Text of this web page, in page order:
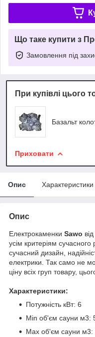
Що таке купити з
Замовлення під
При купівлі цього
Базальт
Приховати
Опис Характеристики
Опис
Електрокаменки Sawo
усім критеріям
сучасний дизайн,
електрики. Так само не
ціну всіх груп товару,
Характеристики:
Потужність кВт: 6
Мin об'єм сауни м3:
Мax об'єм сауни м3: